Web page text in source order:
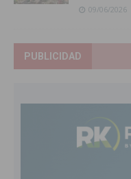
09/06/2026
PUBLICIDAD